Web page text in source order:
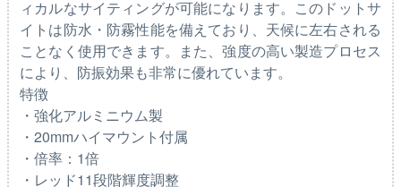
ィカルなサイティングが可能になります。このドットサ
イトは防水・防霧性能を備えており、天候に左右される
ことなく使用できます。また、強度の高い製造プロセス
により、防振効果も非常に優れています。
特徴
・強化アルミニウム製
・20mmハイマウント付属
・倍率：1倍
・レッド11段階輝度調整